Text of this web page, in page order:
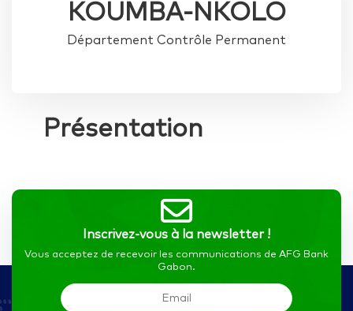
KOUMBA-NKOLO
Département Contrôle Permanent
Présentation
Inscrivez-vous à la newsletter !
Vous acceptez de recevoir les communications de AFG Bank
Gabon.